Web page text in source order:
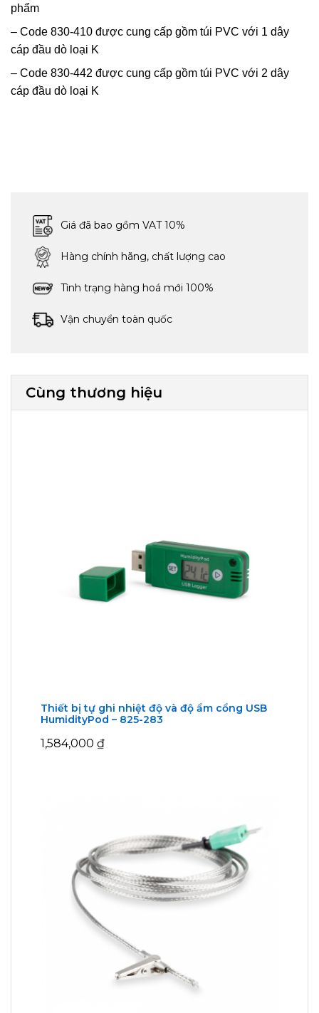
phẩm
– Code 830-410 được cung cấp gồm túi PVC với 1 dây
cáp đầu dò loại K
– Code 830-442 được cung cấp gồm túi PVC với 2 dây
cáp đầu dò loại K
Giá đã bao gồm VAT 10%
Hàng chính hãng, chất lượng cao
Tình trạng hàng hoá mới 100%
Vận chuyển toàn quốc
Cùng thương hiệu
Thiết bị tự ghi nhiệt độ và độ ẩm cổng USB
HumidityPod – 825-283
1,584,000 ₫